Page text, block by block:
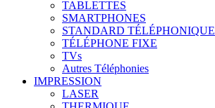
TABLETTES
SMARTPHONES
STANDARD TÉLÉPHONIQUE
TÉLÉPHONE FIXE
TVs
Autres Téléphonies
IMPRESSION
LASER